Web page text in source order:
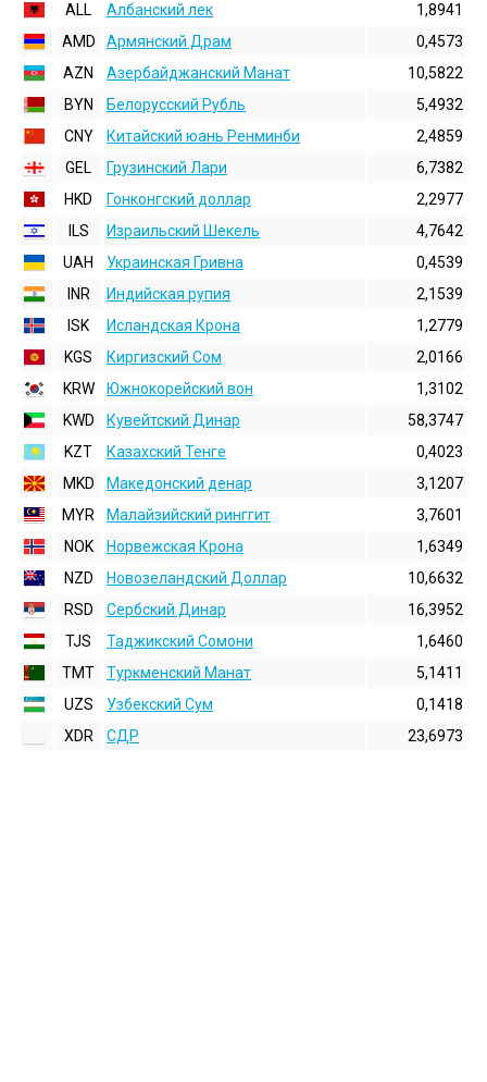
ALL
Албанский лек
1,8941
AMD
Армянский Драм
0,4573
AZN
Азербайджанский Манат
10,5822
BYN
Белорусский Рубль
5,4932
CNY
Китайский юань Ренминби
2,4859
GEL
Грузинский Лари
6,7382
HKD
Гонконгский доллаp
2,2977
ILS
Израильский Шекель
4,7642
UAH
Украинская Гривна
0,4539
INR
Индийская pупия
2,1539
ISK
Исландская Крона
1,2779
KGS
Киргизский Сом
2,0166
KRW
Южнокорейский вон
1,3102
KWD
Кувейтский Динар
58,3747
KZT
Казахский Тенге
0,4023
MKD
Македонский денар
3,1207
MYR
Малайзийский ринггит
3,7601
NOK
Норвежская Крона
1,6349
NZD
Новозеландский Доллар
10,6632
RSD
Сербский Динар
16,3952
TJS
Таджикский Сомони
1,6460
TMT
Туркменский Манат
5,1411
UZS
Узбекский Сум
0,1418
XDR
СДР 23,6973